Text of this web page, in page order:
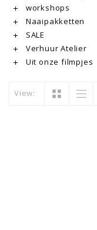
workshops
Naaipakketten
SALE
Verhuur Atelier
Uit onze filmpjes
View: